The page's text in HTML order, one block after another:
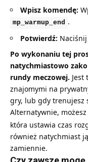
Wpisz komendę:
mp_warmup_end .
Potwierdź:
Po wykonaniu tej
natychmiastowo
rundy meczowej. Jest
znajomymi na
gry, lub gdy trenujesz
Alternatywnie,
która ustawia czas
również natychmiast
zamiennie.